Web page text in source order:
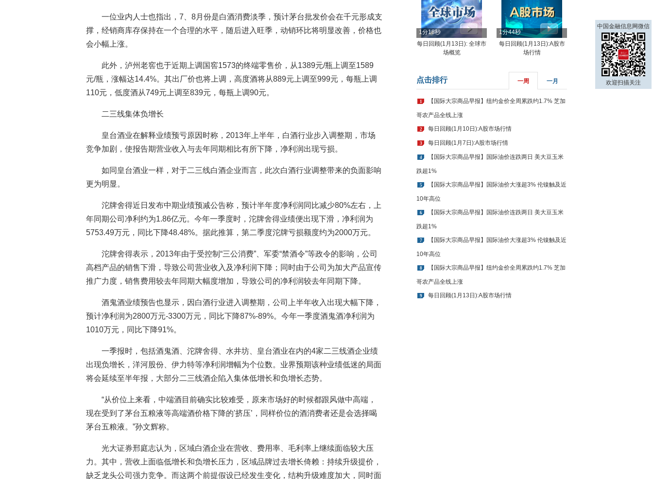
一位业内人士也指出，7、8月份是白酒消费淡季，预计茅台批发价会在千元形成支
撑，经销商库存保持在一个合理的水平，随后进入旺季，动销环比将明显改善，价格也
会小幅上涨。
此外，泸州老窖也于近期上调国窖1573的终端零售价，从1389元/瓶上调至1589
元/瓶，涨幅达14.4%。其出厂价也将上调，高度酒将从889元上调至999元，每瓶上调
110元，低度酒从749元上调至839元，每瓶上调90元。
二三线集体负增长
皇台酒业在解释业绩预亏原因时称，2013年上半年，白酒行业步入调整期，市场
竞争加剧，使报告期营业收入与去年同期相比有所下降，净利润出现亏损。
如同皇台酒业一样，对于二三线白酒企业而言，此次白酒行业调整带来的负面影响
更为明显。
沱牌舍得近日发布中期业绩预减公告称，预计半年度净利润同比减少80%左右，上
年同期公司净利约为1.86亿元。今年一季度时，沱牌舍得业绩便出现下滑，净利润为
5753.49万元，同比下降48.48%。据此推算，第二季度沱牌亏损额度约为2000万元。
沱牌舍得表示，2013年由于受控制“三公消费”、军委“禁酒令”等政令的影响，公司
高档产品的销售下滑，导致公司营业收入及净利润下降；同时由于公司为加大产品宣传
推广力度，销售费用较去年同期大幅度增加，导致公司的净利润较去年同期下降。
酒鬼酒业绩预告也显示，因白酒行业进入调整期，公司上半年收入出现大幅下降，
预计净利润为2800万元-3300万元，同比下降87%-89%。今年一季度酒鬼酒净利润为
1010万元，同比下降91%。
一季报时，包括酒鬼酒、沱牌舍得、水井坊、皇台酒业在内的4家二三线酒企业绩
出现负增长，洋河股份、伊力特等净利润增幅为个位数。业界预期该种业绩低迷的局面
将会延续至半年报，大部分二三线酒企陷入集体低增长和负增长态势。
“从价位上来看，中端酒目前确实比较难受，原来市场好的时候都跟风做中高端，
现在受到了茅台五粮液等高端酒价格下降的'挤压’，同样价位的酒消费者还是会选择喝
茅台五粮液。”孙文辉称。
光大证券邢庭志认为，区域白酒企业在营收、费用率、毛利率上继续面临较大压
力。其中，营收上面临低增长和负增长压力，区域品牌过去增长倚赖：持续升级提价，
缺乏龙头公司强力竞争。而这两个前提假设已经发生变化，结构升级难度加大，同时面
1分18秒
每日回顾(1月13日): 全球市
场概览
1分44秒
每日回顾(1月13日):A股市
场行情
点击排行 一周 一月
1 【国际大宗商品早报】纽约金价全周累跌约1.7% 芝加
哥农产品全线上涨
2 每日回顾(1月10日):A股市场行情
3 每日回顾(1月7日):A股市场行情
4 【国际大宗商品早报】国际油价连跌两日 美大豆玉米
跌超1%
5 【国际大宗商品早报】国际油价大涨超3% 伦镍触及近
10年高位
6 【国际大宗商品早报】国际油价连跌两日 美大豆玉米
跌超1%
7 【国际大宗商品早报】国际油价大涨超3% 伦镍触及近
10年高位
8 【国际大宗商品早报】纽约金价全周累跌约1.7% 芝加
哥农产品全线上涨
9 每日回顾(1月13日):A股市场行情
中国金融信息网微信
欢迎扫描关注